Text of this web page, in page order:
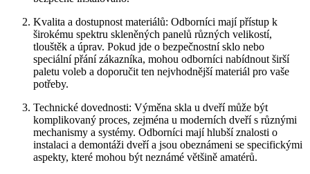
Kvalita a dostupnost materiálů: Odborníci mají přístup k
širokému⁣ spektru skleněných panelů různých velikostí,
⁣tlouštěk a úprav. Pokud jde o bezpečnostní sklo nebo
speciální přání zákazníka, mohou⁢ odborníci nabídnout širší
paletu voleb⁢ a doporučit ten⁢ nejvhodnější materiál ​pro vaše
potřeby.
Technické dovednosti: Výměna skla u dveří může být
komplikovaný ⁢proces, ⁢zejména ​u moderních dveří s různými
mechanismy a systémy. Odborníci ⁣mají hlubší‌ znalosti ‌o
instalaci a‌ demontáži‍ dveří a jsou obeznámeni se specifickými
aspekty, ⁢které ⁤mohou být neznámé většině amatérů.